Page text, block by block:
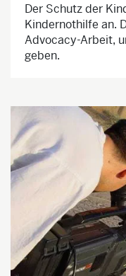
Der Schutz der
Kindernothilfe an.
Advocacy-Arbeit,
geben.